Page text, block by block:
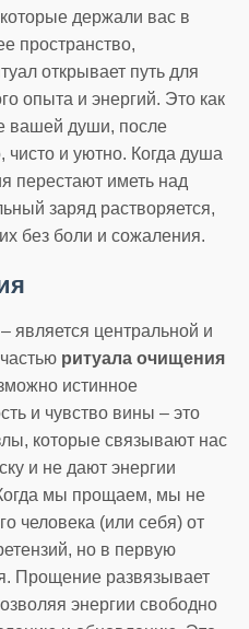
держали вас в
пространство,
открывает путь для
опыта и энергий. Это как
вашей души, после
чисто и уютно. Когда душа
перестают иметь над
заряд растворяется,
без боли и сожаления.
является центральной и
ритуала очищения
истинное
и чувство вины – это
которые связывают нас
и не дают энергии
мы прощаем, мы не
человека (или себя) от
но в первую
Прощение развязывает
энергии свободно